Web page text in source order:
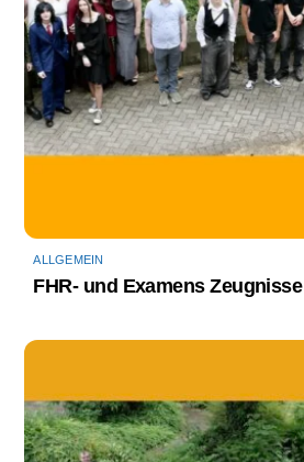
ALLGEMEIN
FHR- und Examens Zeugnisse